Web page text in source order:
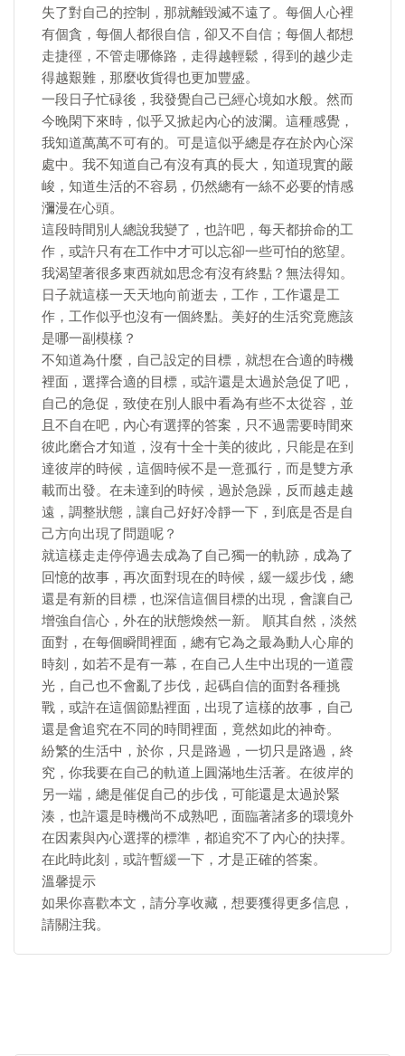
失了對自己的控制，那就離毀滅不遠了。每個人心裡
有個貪，每個人都很自信，卻又不自信；每個人都想
走捷徑，不管走哪條路，走得越輕鬆，得到的越少走
得越艱難，那麼收貨得也更加豐盛。
一段日子忙碌後，我發覺自己已經心境如水般。然而
今晚閑下來時，似乎又掀起內心的波瀾。這種感覺，
我知道萬萬不可有的。可是這似乎總是存在於內心深
處中。我不知道自己有沒有真的長大，知道現實的嚴
峻，知道生活的不容易，仍然總有一絲不必要的情感
瀰漫在心頭。
這段時間別人總說我變了，也許吧，每天都拚命的工
作，或許只有在工作中才可以忘卻一些可怕的慾望。
我渴望著很多東西就如思念有沒有終點？無法得知。
日子就這樣一天天地向前逝去，工作，工作還是工
作，工作似乎也沒有一個終點。美好的生活究竟應該
是哪一副模樣？
不知道為什麼，自己設定的目標，就想在合適的時機
裡面，選擇合適的目標，或許還是太過於急促了吧，
自己的急促，致使在別人眼中看為有些不太從容，並
且不自在吧，內心有選擇的答案，只不過需要時間來
彼此磨合才知道，沒有十全十美的彼此，只能是在到
達彼岸的時候，這個時候不是一意孤行，而是雙方承
載而出發。在未達到的時候，過於急躁，反而越走越
遠，調整狀態，讓自己好好冷靜一下，到底是否是自
己方向出現了問題呢？
就這樣走走停停過去成為了自己獨一的軌跡，成為了
回憶的故事，再次面對現在的時候，緩一緩步伐，總
還是有新的目標，也深信這個目標的出現，會讓自己
增強自信心，外在的狀態煥然一新。 順其自然，淡然
面對，在每個瞬間裡面，總有它為之最為動人心扉的
時刻，如若不是有一幕，在自己人生中出現的一道霞
光，自己也不會亂了步伐，起碼自信的面對各種挑
戰，或許在這個節點裡面，出現了這樣的故事，自己
還是會追究在不同的時間裡面，竟然如此的神奇。
紛繁的生活中，於你，只是路過，一切只是路過，終
究，你我要在自己的軌道上圓滿地生活著。在彼岸的
另一端，總是催促自己的步伐，可能還是太過於緊
湊，也許還是時機尚不成熟吧，面臨著諸多的環境外
在因素與內心選擇的標準，都追究不了內心的抉擇。
在此時此刻，或許暫緩一下，才是正確的答案。
溫馨提示
如果你喜歡本文，請分享收藏，想要獲得更多信息，
請關注我。